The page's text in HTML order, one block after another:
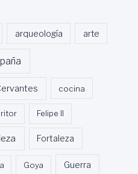
arqueología arte
cocina
Felipe II
Fortaleza
Goya Guerra